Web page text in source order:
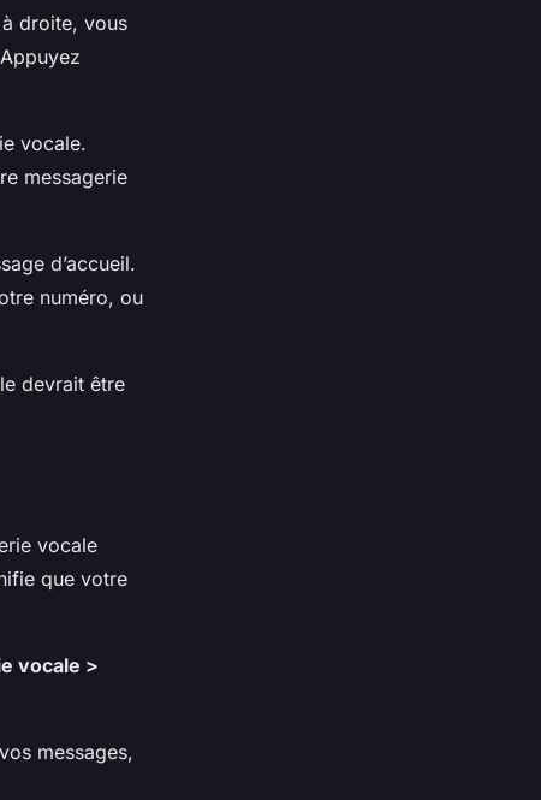
droite, vous
vocale.
messagerie
d’accueil.
numéro, ou
devrait être
vocale
que votre
vocale >
messages,